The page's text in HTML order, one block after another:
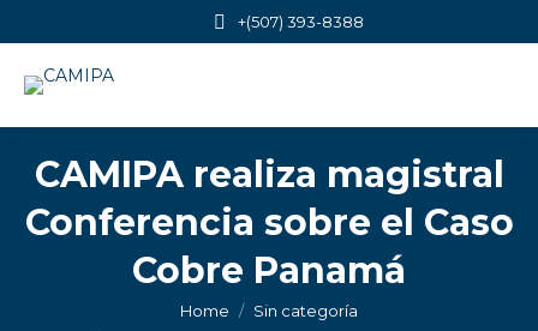
+(507) 393-8388
CAMIPA realiza magistral
Conferencia sobre el Caso
Cobre Panamá
Home
Sin categoría